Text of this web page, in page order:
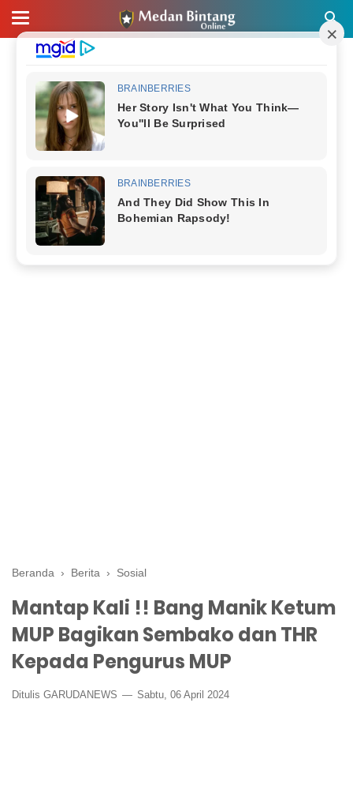
Beranda › Berita › Sosial
Mantap Kali !! Bang Manik Ketum
MUP Bagikan Sembako dan THR
Kepada Pengurus MUP
Ditulis GARUDANEWS Sabtu, 06 April 2024